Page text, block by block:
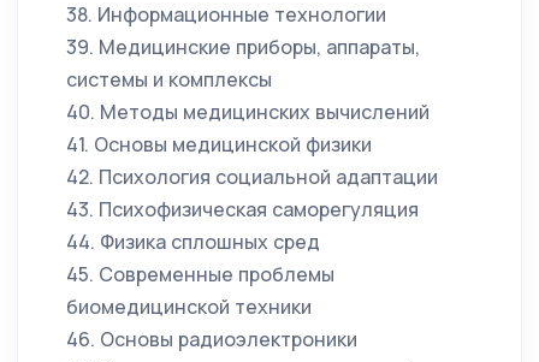
38. Информационные технологии
39. Медицинские приборы, аппараты,
системы и комплексы
40. Методы медицинских вычислений
41. Основы медицинской физики
42. Психология социальной адаптации
43. Психофизическая саморегуляция
44. Физика сплошных сред
45. Современные проблемы
биомедицинской техники
46. Основы радиоэлектроники